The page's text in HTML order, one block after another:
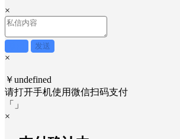
×
发送
×
￥undefined
请打开手机使用微信扫码支付
「
」
×